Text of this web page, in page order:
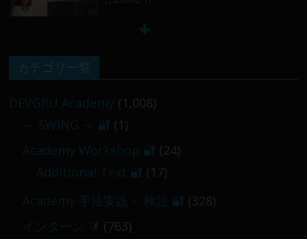
／
【 メンバー限定 】2026-03-05～06
カテゴリ一覧
DEVGRU Academy (1,008)
～ SWING ～ 🔐 (1)
Academy Workshop 🔐 (24)
Additional Text 🔐 (17)
Academy 手法実践・ 検証 🔐 (328)
インターン 🔰 (763)